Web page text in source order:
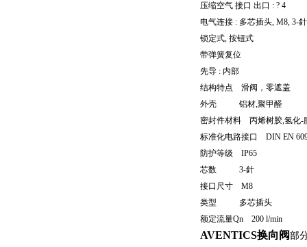
压缩空气 接口 出口 : ? 4
电气连接 : 多芯插头, M8, 3-
锁定式, 按钮式
带弹簧复位
先导 : 内部
结构特点 滑阀，零遮盖
外壳 铝材,聚甲醛
密封件材料 丙烯树胶,氢化-
标准化电路接口 DIN EN
防护等级 IP65
芯数 3-針
接口尺寸 M8
类型 多芯插头
额定流量Qn 200 l/min
AVENTICS换向阀部